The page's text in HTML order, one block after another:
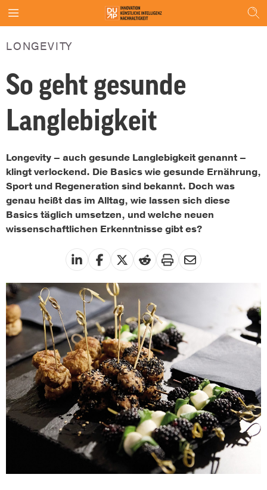
LONGEVITY
So geht gesunde
Langlebigkeit
Longevity – auch gesunde Langlebigkeit genannt –
klingt verlockend. Die Basics wie gesunde Ernährung,
Sport und Regeneration sind bekannt. Doch was
genau heißt das im Alltag, wie lassen sich diese
Basics täglich umsetzen, und welche neuen
wissenschaftlichen Erkenntnisse gibt es?